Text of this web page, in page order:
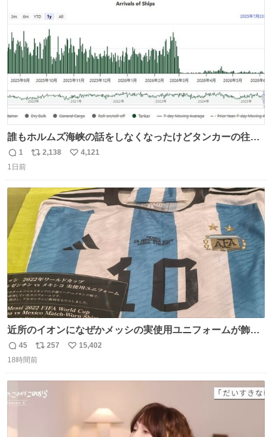
数
誰もホルムズ海峡の話をしなくなったけどタンカーの往来
は消滅したままですねと
返
信
1
リ
ト
数
2,138
い
数
4,121
1日前
近所のイオンになぜかメッシの実使用ユニフォームが飾っ
てあっておもろい
返
信
45
リ
ポ
ト
257
い
15,402
18時間前